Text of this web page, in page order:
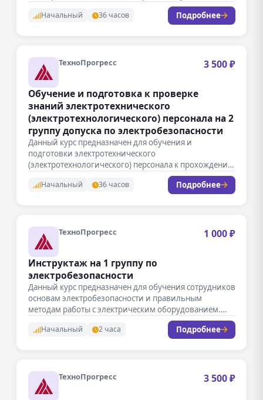
сдаче проверки знаний на получение 3…
Начальный 36 часов Подробнее
ТехноПрогресс 3 500 ₽
Обучение и подготовка к проверке
знаний электротехнического
(электротехнологического) персонала на 2
группу допуска по электробезопасности
Данный курс предназначен для обучения и
подготовки электротехнического
(электротехнологического) персонала к прохождению
проверки знаний на получение 2 группы…
Начальный 36 часов Подробнее
ТехноПрогресс 1 000 ₽
Инструктаж на 1 группу по
электробезопасности
Данный курс предназначен для обучения сотрудников
основам электробезопасности и правильным
методам работы с электрическим оборудованием.
Начальный 2 часа Подробнее
ТехноПрогресс 3 500 ₽